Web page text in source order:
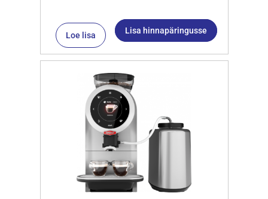
Loe lisa Lisa hinnapäringusse